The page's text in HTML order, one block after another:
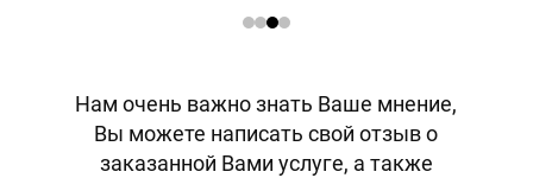
Нам очень важно знать Ваше мнение,
Вы можете написать свой отзыв о
заказанной Вами услуге, а также